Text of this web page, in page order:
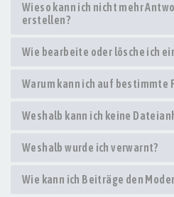
Wieso kann ich nicht mehr
erstellen?
Wie bearbeite oder lösche ich
Warum kann ich auf bestimmte
Weshalb kann ich keine
Weshalb wurde ich verwarnt?
Wie kann ich Beiträge den